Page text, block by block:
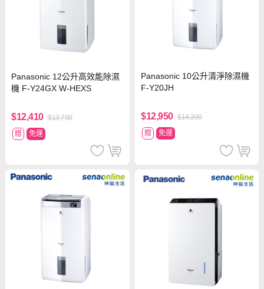
Panasonic 12公升高效能除濕
機 F-Y24GX W-HEXS
$12,410 $13,790
贈
免運
Panasonic 10公升清淨除濕機
F-Y20JH
$12,950 $14,390
贈
免運